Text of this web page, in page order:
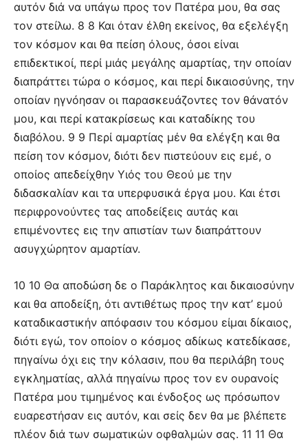
αυτόν διά να υπάγω προς τον Πατέρα μου, θα σας
τον στείλω. 8 8 Και όταν έλθη εκείνος, θα εξελέγξη
τον κόσμον και θα πείση όλους, όσοι είναι
επιδεκτικοί, περί μιάς μεγάλης αμαρτίας, την οποίαν
διαπράττει τώρα ο κόσμος, και περί δικαιοσύνης, την
οποίαν ηγνόησαν οι παρασκευάζοντες τον θάνατόν
μου, και περί κατακρίσεως και καταδίκης του
διαβόλου. 9 9 Περί αμαρτίας μέν θα ελέγξη και θα
πείση τον κόσμον, διότι δεν πιστεύουν εις εμέ, ο
οποίος απεδείχθην Υιός του Θεού με την
διδασκαλίαν και τα υπερφυσικά έργα μου. Και έτσι
περιφρονούντες τας αποδείξεις αυτάς και
επιμένοντες εις την απιστίαν των διαπράττουν
ασυγχώρητον αμαρτίαν.
10 10 Θα αποδώση δε ο Παράκλητος και δικαιοσύνην
και θα αποδείξη, ότι αντιθέτως προς την κατ’ εμού
καταδικαστικήν απόφασιν του κόσμου είμαι δίκαιος,
διότι εγώ, τον οποίον ο κόσμος αδίκως κατεδίκασε,
πηγαίνω όχι εις την κόλασιν, που θα περιλάβη τους
εγκληματίας, αλλά πηγαίνω προς τον εν ουρανοίς
Πατέρα μου τιμημένος και ένδοξος ως πρόσωπον
ευαρεστήσαν εις αυτόν, και σείς δεν θα με βλέπετε
πλέον διά των σωματικών οφθαλμών σας. 11 11 Θα